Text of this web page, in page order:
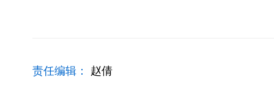
责任编辑： 赵倩